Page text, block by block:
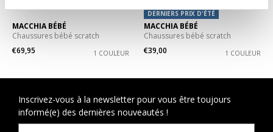
MACCHIA BÉBÉ
Chaussures bébé scratch
€69,95
1 COULEUR
DERNIERS PRIX D'ÉTÉ
MACCHIA BÉBÉ
Chaussures bébé scratch
€39,00
1 COULEUR
Inscrivez-vous à la newsletter pour vous être toujours
informé(e) des dernières nouveautés !